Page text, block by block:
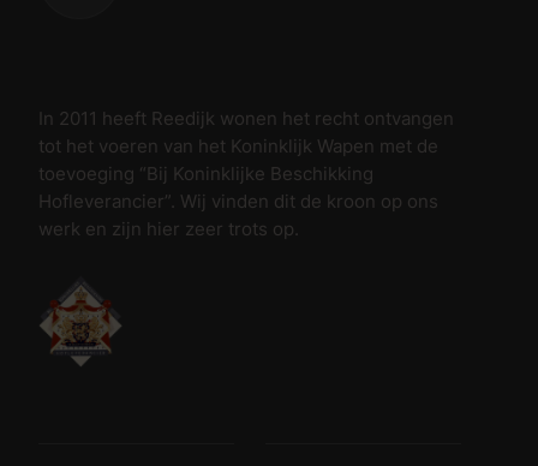
In 2011 heeft Reedijk wonen het recht ontvangen
tot het voeren van het Koninklijk Wapen met de
toevoeging “Bij Koninklijke Beschikking
Hofleverancier”. Wij vinden dit de kroon op ons
werk en zijn hier zeer trots op.